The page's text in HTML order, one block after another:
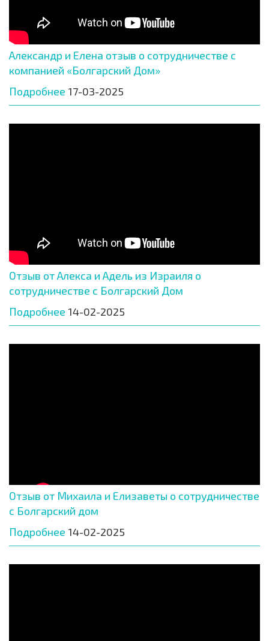
Александр и Елена отзыв о сотрудничестве с
компанией «Болгарский Дом»
Подробнее 17-03-2025
Отзыв от Алекса и Адель из Израиля о
сотрудничестве с Болгарский Дом
Подробнее 14-02-2025
Отзыв от Михаила и Елизаветы о сотрудничестве
с Болгарский дом
Подробнее 14-02-2025